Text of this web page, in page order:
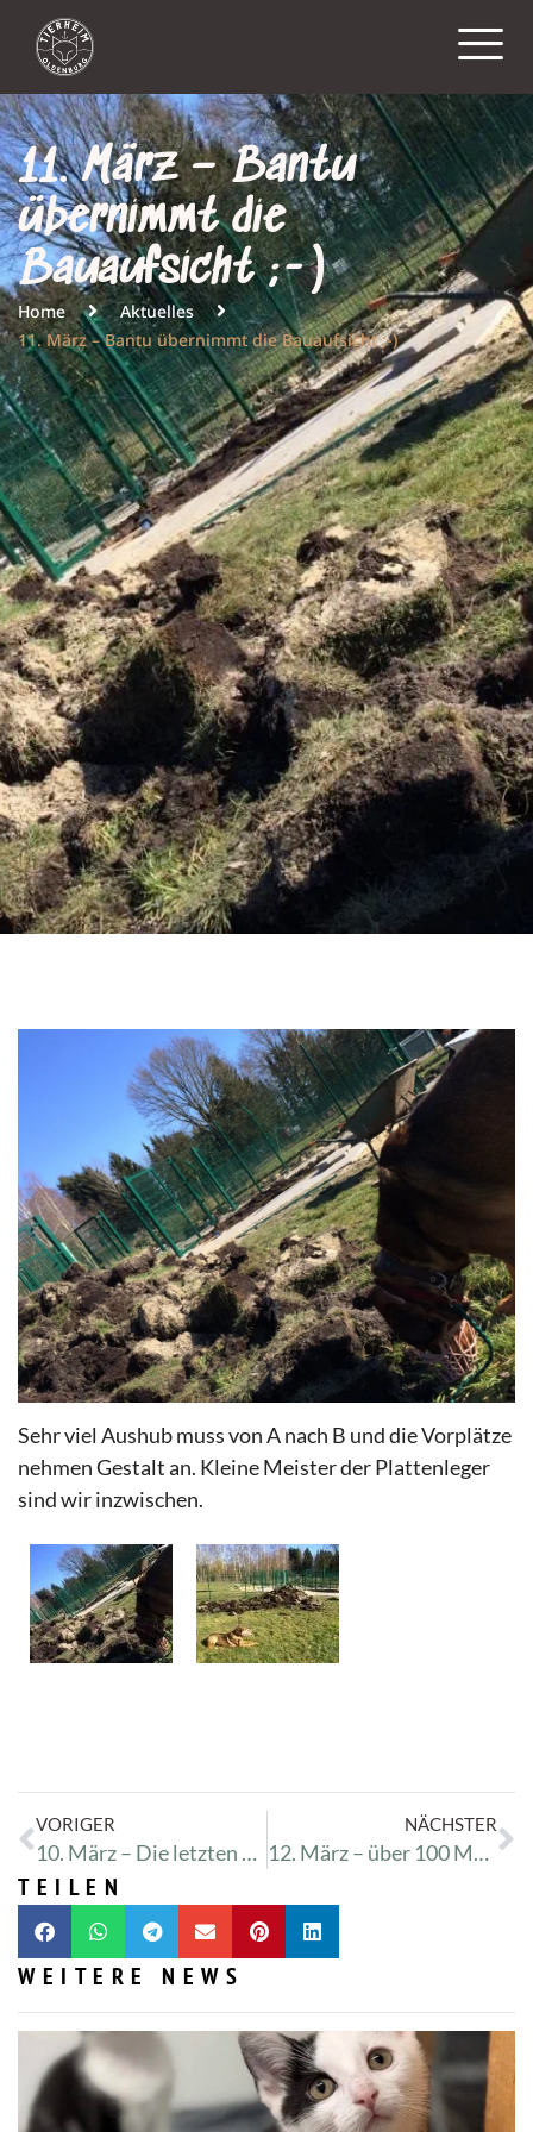
11. März – Bantu
übernimmt die
Bauaufsicht ;-)
Home
Aktuelles
11. März – Bantu übernimmt die Bauaufsicht ;-)
Sehr viel Aushub muss von A nach B und die Vorplätze
nehmen Gestalt an. Kleine Meister der Plattenleger
sind wir inzwischen.
VORIGER
10. März – Die letzten Platten im Wirtschaftsgang.
NÄCHSTER
12. März – über 100 Meter Zaun bekommen nun einen Kantenstein und eine kleinen Weg. Puhhh
TEILEN
WEITERE NEWS